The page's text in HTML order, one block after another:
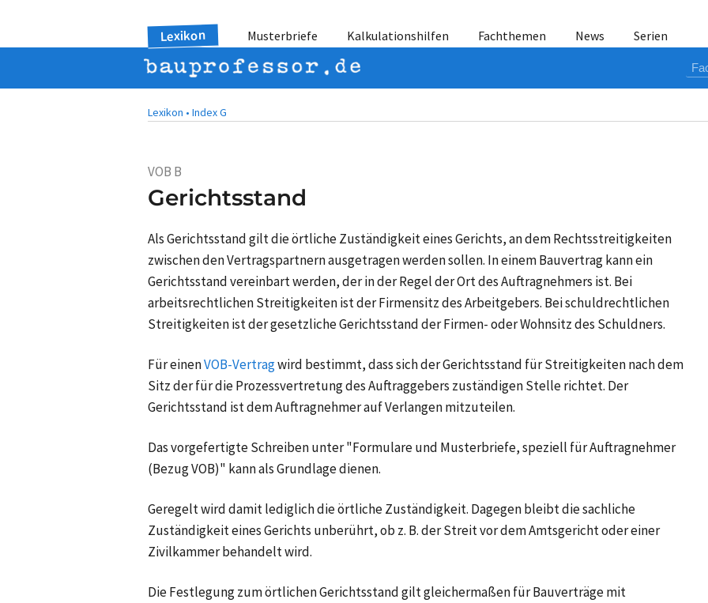
Lexikon Musterbriefe Kalkulationshilfen Fachthemen News Serien
Lexikon • Index G
VOB B
Gerichtsstand
Als Gerichtsstand gilt die örtliche Zuständigkeit eines Gerichts, an dem Rechtsstreitigkeiten
zwischen den Vertragspartnern ausgetragen werden sollen. In einem Bauvertrag kann ein
Gerichtsstand vereinbart werden, der in der Regel der Ort des Auftragnehmers ist. Bei
arbeitsrechtlichen Streitigkeiten ist der Firmensitz des Arbeitgebers. Bei schuldrechtlichen
Streitigkeiten ist der gesetzliche Gerichtsstand der Firmen- oder Wohnsitz des Schuldners.
Für einenVOB-Vertragwird bestimmt, dass sich der Gerichtsstand für Streitigkeiten nach dem
Sitz der für die Prozessvertretung des Auftraggebers zuständigen Stelle richtet. Der
Gerichtsstand ist dem Auftragnehmer auf Verlangen mitzuteilen.
Das vorgefertigte Schreiben unter "Formulare und Musterbriefe, speziell für Auftragnehmer
(Bezug VOB)" kann als Grundlage dienen.
Geregelt wird damit lediglich die örtliche Zuständigkeit. Dagegen bleibt die sachliche
Zuständigkeit eines Gerichts unberührt, ob z. B. der Streit vor dem Amtsgericht oder einer
Zivilkammer behandelt wird.
Die Festlegung zum örtlichen Gerichtsstand gilt gleichermaßen für Bauverträge mit